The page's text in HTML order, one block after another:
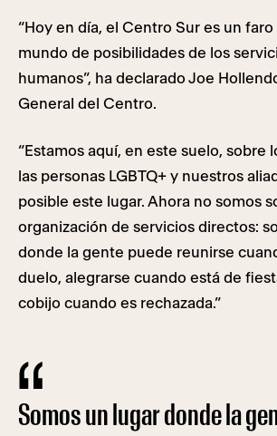
“Hoy en día, el Centro Sur es un faro
mundo de posibilidades de los
humanos”, ha declarado Joe
General del Centro.
“Estamos aquí, en este suelo, sobre
las personas LGBTQ+ y nuestros
posible este lugar. Ahora no somos
organización de servicios directos:
donde la gente puede reunirse
duelo, alegrarse cuando está de
cobijo cuando es rechazada.”
Somos un lugar donde la